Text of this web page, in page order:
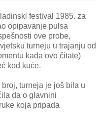
festival 1985. za
opipavanje pulsa
ove probe,
turneju u trajanju od
kada ovo čitate)
kod kuće.
turneja je još bila u
da o glavnini
koja pripada